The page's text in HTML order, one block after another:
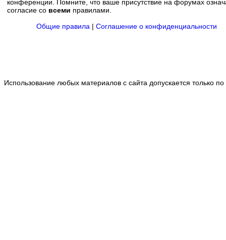
конференции. Помните, что ваше присутствие на форумах
согласие со всеми правилами.
Общие правила | Соглашение о конфиденциальности
Использование любых материалов с сайта допускается только